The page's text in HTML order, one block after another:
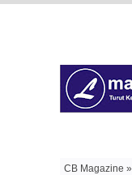
CB Magazine »